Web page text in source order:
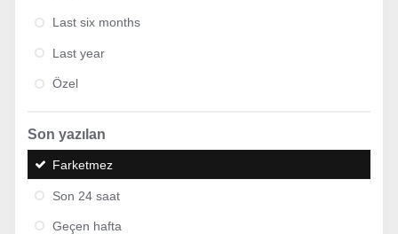
Last six months
Last year
Özel
Son yazılan
Farketmez
Son 24 saat
Geçen hafta